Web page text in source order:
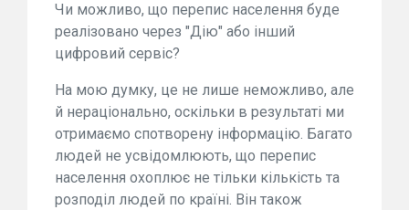
Чи можливо, що перепис населення буде
реалізовано через "Дію" або інший
цифровий сервіс?
На мою думку, це не лише неможливо, але
й нераціонально, оскільки в результаті ми
отримаємо спотворену інформацію. Багато
людей не усвідомлюють, що перепис
населення охоплює не тільки кількість та
розподіл людей по країні. Він також